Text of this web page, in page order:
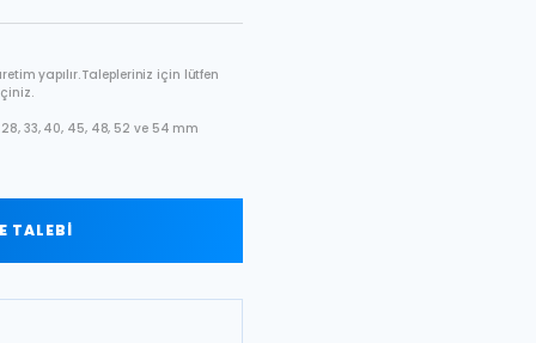
yapılır. Talepleriniz için lütfen
33, 40, 45, 48, 52 ve 54 mm
TALEBİ